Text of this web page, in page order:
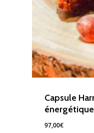
Capsule
énergétique
97,00€